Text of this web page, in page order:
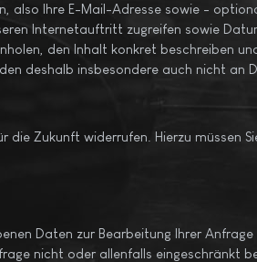
also Ihre E-Mail-Adresse sowie -
Internetauftritt zugreifen sowie
den Inhalt konkret beschreiben
deshalb insbesondere auch nicht an
Zukunft widerrufen. Hierzu müssen
Daten zur Bearbeitung Ihrer
nicht oder allenfalls eingeschränkt